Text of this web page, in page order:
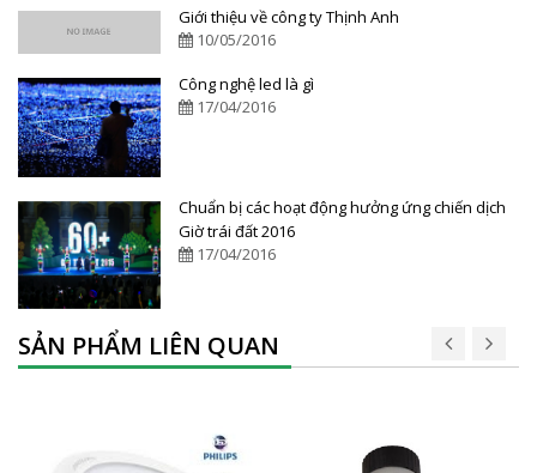
Giới thiệu về công ty Thịnh Anh
10/05/2016
Công nghệ led là gì
17/04/2016
Chuẩn bị các hoạt động hưởng ứng chiến dịch
Giờ trái đất 2016
17/04/2016
SẢN PHẨM LIÊN QUAN